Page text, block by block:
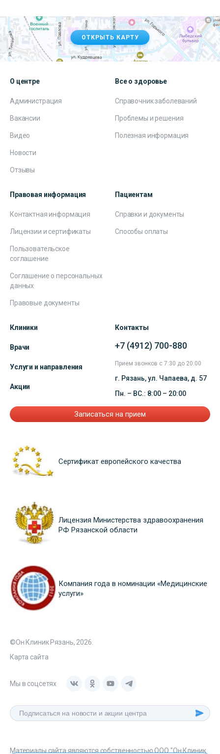
ОТКРЫТЬ КАРТУ
О центре
Администрация
Вакансии
Видео
Новости
Отзывы
Все о здоровье
Справочник заболеваний
Проблемы и решения
Полезная информация
Правовая информация
Контактная информация
Лицензии и сертификаты
Пользовательское
соглашение
Соглашение о персональных
данных
Правовые документы
Пациентам
Справки и документы
Способы оплаты
Клиники
Врачи
Услуги и направления
Акции
Контакты
+7 (4912) 700-880
Прием звонков с 7:30 до 20:00
г. Рязань, ул. Чапаева, д. 57
Пн. – ВС.: 8:00 – 20:00
Записаться на прием
Сертификат европейского качества
Лицензия Министерства здравоохранения
РФ Рязанской области
Компания года в номинации «Медицинские
услуги»
©Он Клиник Рязань, 2026.
Карта сайта
Мы в соцсетях
Материалы сайта являются собственностью ООО "Он Клиник